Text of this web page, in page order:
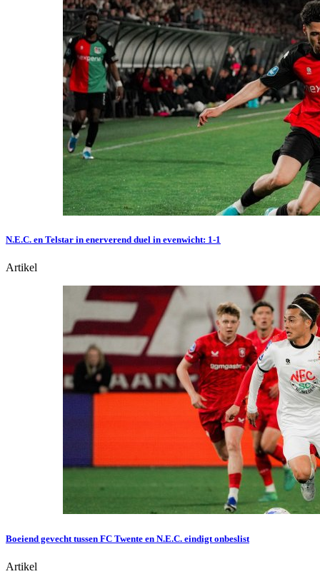
N.E.C. en Telstar in enerverend duel in evenwicht: 1-1
Artikel
Boeiend gevecht tussen FC Twente en N.E.C. eindigt onbeslist
Artikel